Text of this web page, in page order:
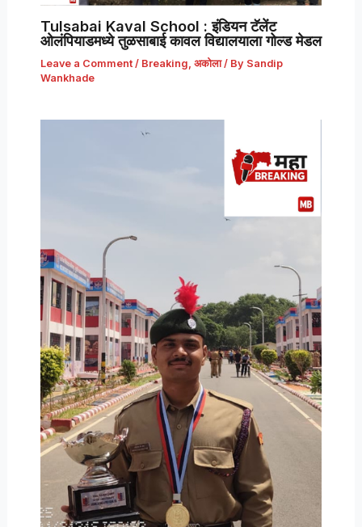
Tulsabai Kaval School : इंडियन टॅलेंट
ओलंपियाडमध्ये तुळसाबाई कावल विद्यालयाला गोल्ड मेडल
Leave a Comment / Breaking, अकोला/ By Sandip
Wankhade